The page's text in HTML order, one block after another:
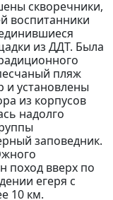
скворечники,
воспитанники
из ДДТ. Была
пляж
и установлены
из корпусов
надолго
заповедник.
поход вверх по
егеря с
10 км.